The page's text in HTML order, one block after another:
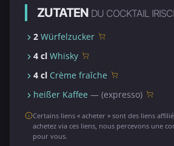
ZUTATEN DU COCKTAIL
2 Würfelzucker
4 cl Whisky
4 cl Crème fraîche
heißer Kaffee — (expresso)
Certains liens « acheter » sont des liens
achetez via ces liens, nous percevons une
pour vous.